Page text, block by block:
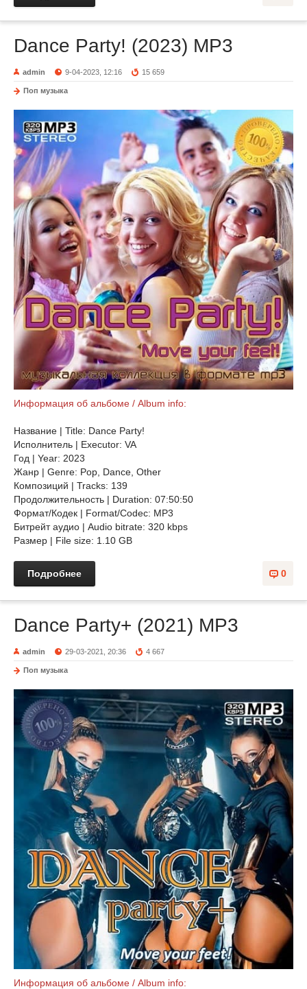
Dance Party! (2023) MP3
admin 9-04-2023, 12:16 15 659
Поп музыка
Информация об альбоме / Album info:
Название | Title: Dance Party!
Исполнитель | Executor: VA
Год | Year: 2023
Жанр | Genre: Pop, Dance, Other
Композиций | Tracks: 139
Продолжительность | Duration: 07:50:50
Формат/Кодек | Format/Codec: MP3
Битрейт аудио | Audio bitrate: 320 kbps
Размер | File size: 1.10 GB
0
Подробнее
Dance Party+ (2021) MP3
admin 29-03-2021, 20:36 4 667
Поп музыка
Информация об альбоме / Album info: